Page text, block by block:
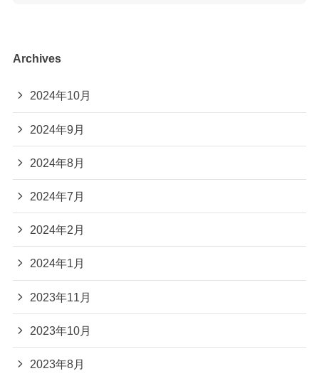
Archives
2024年10月
2024年9月
2024年8月
2024年7月
2024年2月
2024年1月
2023年11月
2023年10月
2023年8月